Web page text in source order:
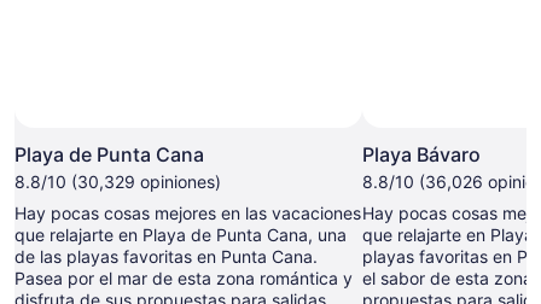
Playa de Punta Cana
8.8/10 (30,329 opiniones)
Hay pocas cosas mejores en las vacaciones
que relajarte en Playa de Punta Cana, una
de las playas favoritas en Punta Cana.
Pasea por el mar de esta zona romántica y
Playa Bávaro
8.8/10 (36,026
Hay pocas cosas
que relajarte en Playa
playas favoritas en
el sabor de esta zona